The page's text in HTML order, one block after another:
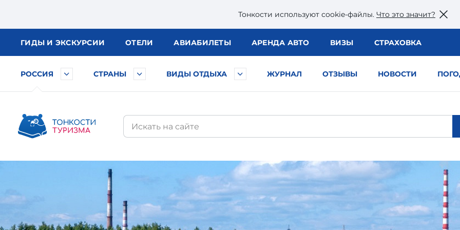
Тонкости используют сookie-файлы. Что это значит?
ГИДЫ И ЭКСКУРСИИ ОТЕЛИ АВИАБИЛЕТЫ АРЕНДА АВТО ВИЗЫ СТРАХОВКА
РОССИЯ СТРАНЫ ВИДЫ ОТДЫХА ЖУРНАЛ ОТЗЫВЫ НОВОСТИ